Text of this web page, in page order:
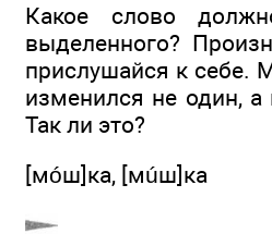
Какое слово
выделенного?
прислушайся к себе.
изменился не один, а
Так ли это?
[мóш]ка, [мúш]ка